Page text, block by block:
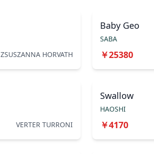
ZSUSZANNA HORVATH
Baby Geo
SABA
￥25380
VERTER TURRONI
Swallow
HAOSHI
￥4170